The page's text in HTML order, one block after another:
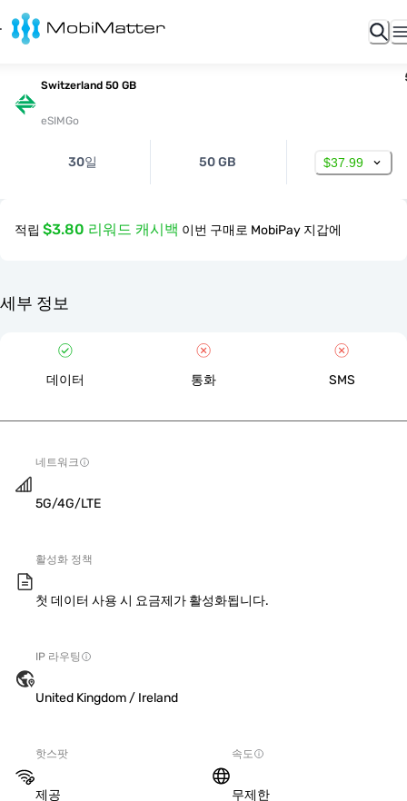
Switzerland 50 GB
eSIMGo
30일 50 GB $37.99
적립 $3.80 리워드 캐시백 이번 구매로 MobiPay 지갑에
세부 정보
데이터 통화 SMS
네트워크
5G/4G/LTE
활성화 정책
첫 데이터 사용 시 요금제가 활성화됩니다.
IP 라우팅
United Kingdom / Ireland
핫스팟
제공
속도
무제한